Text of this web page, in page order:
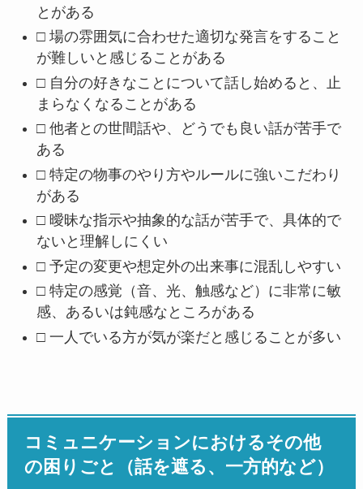
とがある
□ 場の雰囲気に合わせた適切な発言をすること
が難しいと感じることがある
□ 自分の好きなことについて話し始めると、止
まらなくなることがある
□ 他者との世間話や、どうでも良い話が苦手で
ある
□ 特定の物事のやり方やルールに強いこだわり
がある
□ 曖昧な指示や抽象的な話が苦手で、具体的で
ないと理解しにくい
□ 予定の変更や想定外の出来事に混乱しやすい
□ 特定の感覚（音、光、触感など）に非常に敏
感、あるいは鈍感なところがある
□ 一人でいる方が気が楽だと感じることが多い
コミュニケーションにおけるその他
の困りごと（話を遮る、一方的など）